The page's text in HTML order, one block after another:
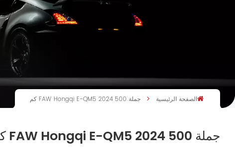
الصفحة الرئيسية جملة FAW Hongqi E-QM5 2024 500 كم
جملة FAW Hongqi E-QM5 2024 500 كم